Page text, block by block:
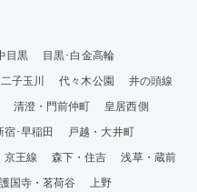
目黒
目黒･白金高輪
子玉川 代々木公園
井の頭線
清澄・門前仲町
皇居西側
宿･早稲田
戸越・大井町
京王線 森下・住吉
浅草・蔵前
護国寺・茗荷谷
上野